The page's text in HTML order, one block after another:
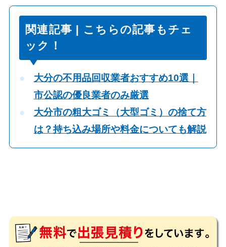
関連記事 | こちらの記事もチェ
ック！
大分の不用品回収業者おすすめ10選｜
市公認の優良業者のみ厳選
大分市の粗大ゴミ（大型ゴミ）の捨て方
は？持ち込み場所や料金についても解説